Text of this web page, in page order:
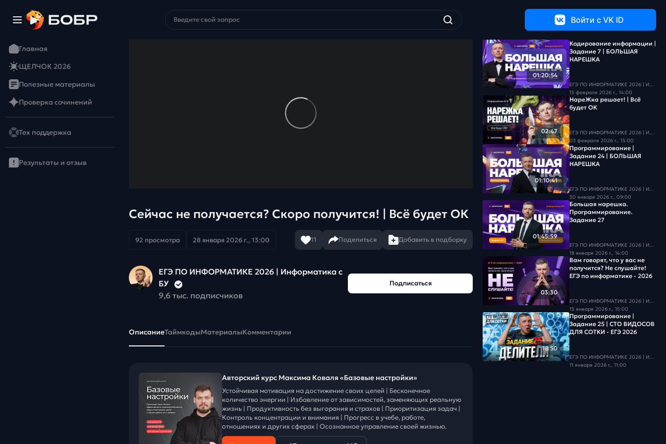
Войти c VK ID
Главная
ЩЕЛЧОК 2026
Полезные материалы
Проверка сочинений
Тех поддержка
Результаты и отзыв
Сейчас не получается? Скоро получится! | Всё будет ОК
92 просмотра 28 января 2026 г., 13:00 11 Поделиться Добавить в подборку
ЕГЭ ПО ИНФОРМАТИКЕ 2026 | Информатика с
БУ
9,6 тыс. подписчиков
Подписаться
ОписаниеТаймкодыМатериалыКомментарии
Авторский курс Максима Коваля «Базовые настройки»
Устойчивая мотивация на достижение своих целей | Бесконечное
количество энергии | Избавление от зависимостей, заменяющих реальную
жизнь | Продуктивность без выгорания и страхов | Приоритизация задач |
Контроль концентрации и внимания | Прогресс в учебе, работе,
отношениях и других сферах | Осознанное управление своей жизнью.
01:20:54
Кодирование информации |
Задание 7 | БОЛЬШАЯ
НАРЕШКА
ЕГЭ ПО ИНФОРМАТИКЕ 2026 | Информатика с БУ
15 февраля 2026 г., 14:00
02:47
НареЖка решает! | Всё
будет ОК
ЕГЭ ПО ИНФОРМАТИКЕ 2026 | Информатика с БУ
03 февраля 2026 г., 15:00
01:10:41
Программирование |
Задание 24 | БОЛЬШАЯ
НАРЕШКА
ЕГЭ ПО ИНФОРМАТИКЕ 2026 | Информатика с БУ
30 января 2026 г., 09:00
01:45:59
Большая нарешка.
Программирование.
Задание 27
ЕГЭ ПО ИНФОРМАТИКЕ 2026 | Информатика с БУ
18 января 2026 г., 14:00
03:30
Вам говорят, что у вас не
получится? Не слушайте!
ЕГЭ по информатике - 2026
ЕГЭ ПО ИНФОРМАТИКЕ 2026 | Информатика с БУ
15 января 2026 г., 15:00
18:50
Программирование |
Задание 25 | СТО ВИДОСОВ
ДЛЯ СОТКИ - ЕГЭ 2026
ЕГЭ ПО ИНФОРМАТИКЕ 2026 | Информатика с БУ
11 января 2026 г., 11:00